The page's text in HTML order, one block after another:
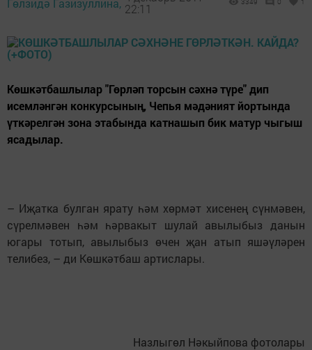
22:11
Көшкәтбашлылар "Гөрләп торсын сәхнә түре" дип
исемләнгән конкурсының, Чепья мәдәният йортында
үткәрелгән зона этабында катнашып бик матур чыгыш
ясадылар.
– Иҗатка булган ярату һәм хөрмәт хисенең сүнмәвен,
сүрелмәвен һәм һәрвакыт шулай авылыбыз данын
югары тотып, авылыбыз өчен җан атып яшәүләрен
телибез, – ди Көшкәтбаш артислары.
Назлыгөл Нәкыйпова фотолары